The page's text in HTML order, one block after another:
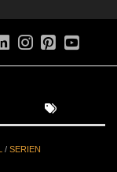
/ SERIEN